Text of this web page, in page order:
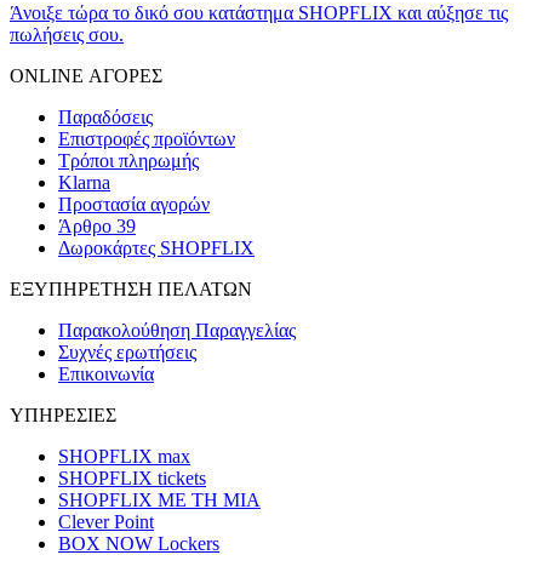
Άνοιξε τώρα το δικό σου κατάστημα SHOPFLIX και αύξησε τις
πωλήσεις σου.
ONLINE ΑΓΟΡΕΣ
Παραδόσεις
Επιστροφές προϊόντων
Τρόποι πληρωμής
Klarna
Προστασία αγορών
Άρθρο 39
Δωροκάρτες SHOPFLIX
ΕΞΥΠΗΡΕΤΗΣΗ ΠΕΛΑΤΩΝ
Παρακολούθηση Παραγγελίας
Συχνές ερωτήσεις
Επικοινωνία
ΥΠΗΡΕΣΙΕΣ
SHOPFLIX max
SHOPFLIX tickets
SHOPFLIX ΜΕ ΤΗ ΜΙΑ
Clever Point
BOX NOW Lockers